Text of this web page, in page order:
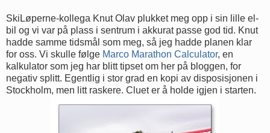
SkiLøperne-kollega Knut Olav plukket meg opp i sin lille el-
bil og vi var på plass i sentrum i akkurat passe god tid. Knut
hadde samme tidsmål som meg, så jeg hadde planen klar
for oss. Vi skulle følge Marco Marathon Calculator, en
kalkulator som jeg har blitt tipset om her på bloggen, for
negativ splitt. Egentlig i stor grad en kopi av disposisjonen i
Stockholm, men litt raskere. Cluet er å holde igjen i starten.